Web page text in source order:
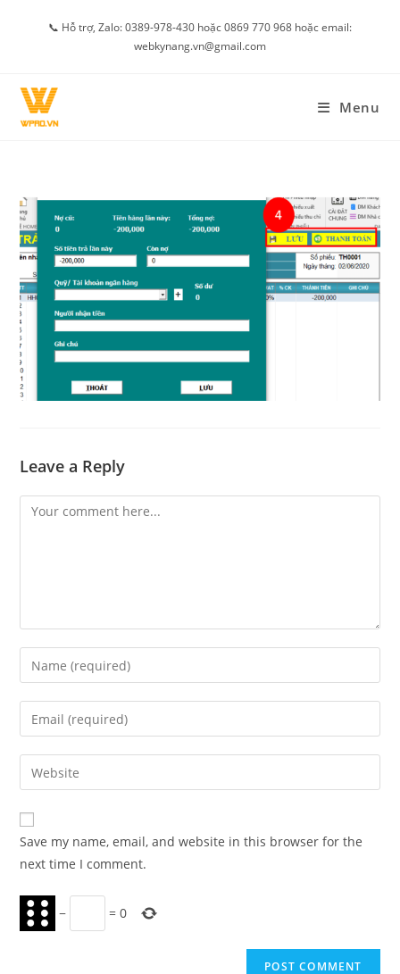
📞 Hỗ trợ, Zalo: 0389-978-430 hoặc 0869 770 968 hoặc email:
webkynang.vn@gmail.com
Menu
Leave a Reply
Comment
Enter
your
name
comment
Enter
your
email
address
comment
Enter
your
website
URL
(optional)
Save my name, email, and website in this browser for the
next time I comment.
− =0